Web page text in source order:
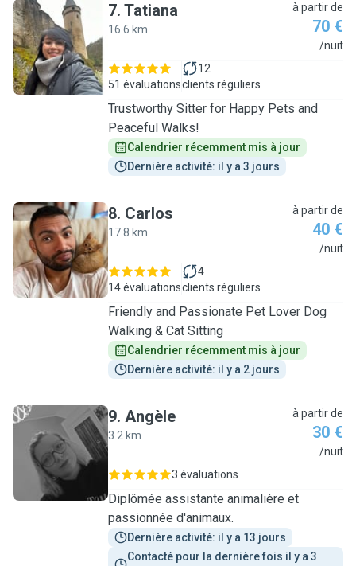
T
7. Tatiana
16.6 km
à partir de
70 €
/nuit
51 évaluations
12
clients réguliers
Trustworthy Sitter for Happy Pets and
Peaceful Walks!
Calendrier récemment mis à jour
Dernière activité: il y a 3 jours
C
8. Carlos
17.8 km
à partir de
40 €
/nuit
14 évaluations
4
clients réguliers
Friendly and Passionate Pet Lover Dog
Walking & Cat Sitting
Calendrier récemment mis à jour
Dernière activité: il y a 2 jours
A
9. Angèle
3.2 km
à partir de
30 €
/nuit
3 évaluations
Diplômée assistante animalière et
passionnée d'animaux.
Dernière activité: il y a 13 jours
Contacté pour la dernière fois il y a 3